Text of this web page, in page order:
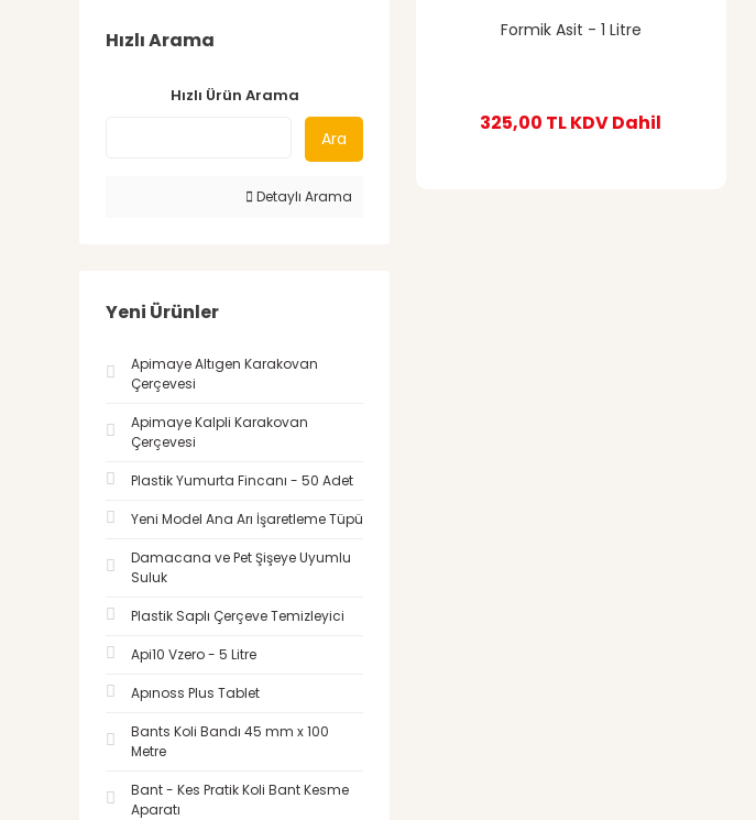
Hızlı Arama
Hızlı Ürün Arama
Ara
Detaylı Arama
Yeni Ürünler
Apimaye Altıgen Karakovan
Çerçevesi
Apimaye Kalpli Karakovan
Çerçevesi
Plastik Yumurta Fincanı - 50 Adet
Yeni Model Ana Arı İşaretleme Tüpü
Damacana ve Pet Şişeye Uyumlu
Suluk
Plastik Saplı Çerçeve Temizleyici
Api10 Vzero - 5 Litre
Apınoss Plus Tablet
Bants Koli Bandı 45 mm x 100
Metre
Bant - Kes Pratik Koli Bant Kesme
Aparatı
Formik Asit - 1 Litre
325,00 TLKDV Dahil